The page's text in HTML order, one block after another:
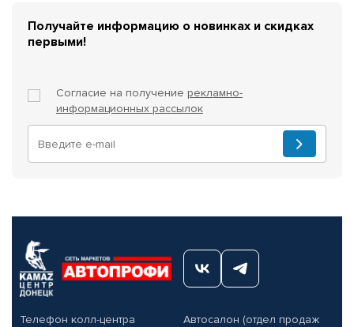
Получайте информацию о новинках и скидках
первыми!
Согласие на получение рекламно-
информационных рассылок
Телефон колл-центра
Автосалон (отдел продаж